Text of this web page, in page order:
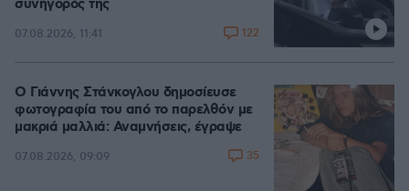
συνήγορός της
07.08.2026, 11:41 122
Ο Γιάννης Στάνκογλου δημοσίευσε
φωτογραφία του από το παρελθόν με
μακριά μαλλιά: Αναμνήσεις, έγραψε
07.08.2026, 09:09 35